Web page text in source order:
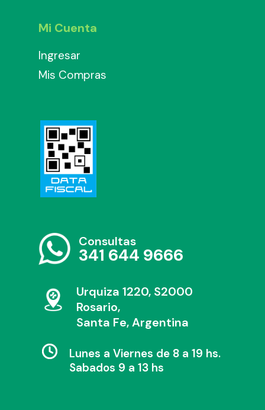
Mi Cuenta
Ingresar
Mis Compras
Consultas
341 644 9666
Urquiza 1220, S2000
Rosario,
Santa Fe, Argentina
Lunes a Viernes de 8 a 19 hs.
Sabados 9 a 13 hs